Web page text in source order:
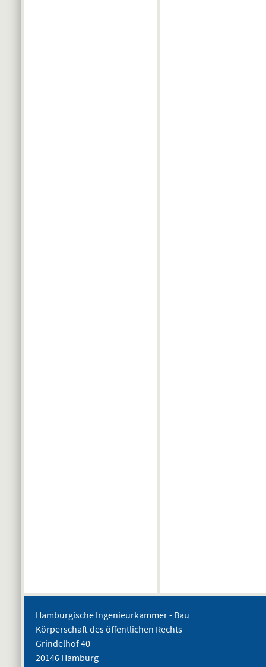
Hamburgische Ingenieurkammer - Bau
Körperschaft des öffentlichen Rechts
Grindelhof 40
20146 Hamburg